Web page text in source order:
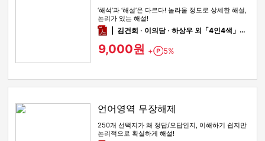
‘해석’과 ‘해설’은 다르다! 놀라울 정도로 상세한 해설,
논리가 있는 해설!
pdf김건희 · 이의담 · 하상우 외「4인4색」팀
9,000원 + Point
5%
언어영역 무장해제
250개 선택지가 왜 정답/오답인지, 이해하기 쉽지만
논리적으로 확실하게 해설!